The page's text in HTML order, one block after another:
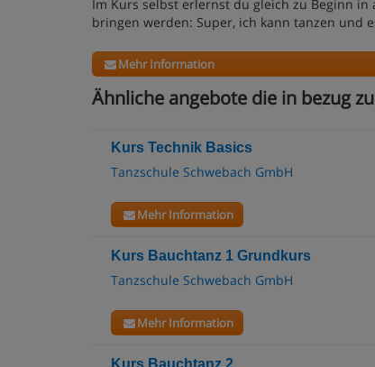
Im Kurs selbst erlernst du gleich zu Beginn
bringen werden: Super, ich kann tanzen und
Mehr Information
Ähnliche angebote die in bezug
Kurs Technik Basics
Tanzschule Schwebach GmbH
Mehr Information
Kurs Bauchtanz 1 Grundkurs
Tanzschule Schwebach GmbH
Mehr Information
Kurs Bauchtanz 2